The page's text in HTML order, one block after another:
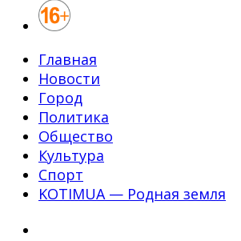
Главная
Новости
Город
Политика
Общество
Культура
Спорт
KOTIMUA — Родная земля